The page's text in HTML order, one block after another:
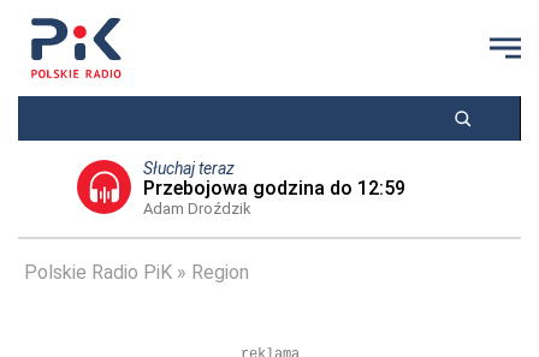
Słuchaj teraz
Przebojowa godzina do 12:59
Adam Droździk
Polskie Radio PiK Region